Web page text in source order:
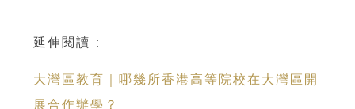
延伸閱讀 :
大灣區教育｜哪幾所香港高等院校在大灣區開
展合作辦學？